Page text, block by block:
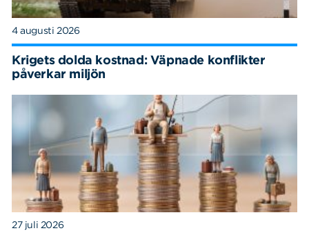
4 augusti 2026
Krigets dolda kostnad: Väpnade konflikter
påverkar miljön
27 juli 2026